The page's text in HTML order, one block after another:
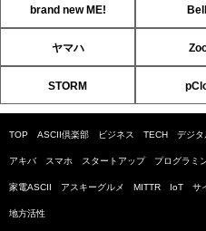
brand new ME!
ヤマハ
STORM
TOP ASCII倶楽部 ビジネス TECH デジタ
アキバ スマホ スタートアップ プログラミ
家電ASCII アスキーグルメ MITTR IoT サ
地方活性